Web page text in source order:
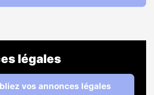
légales
vos annonces légales